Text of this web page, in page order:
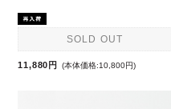
SOLD OUT
11,880円 (本体価格:10,800円)